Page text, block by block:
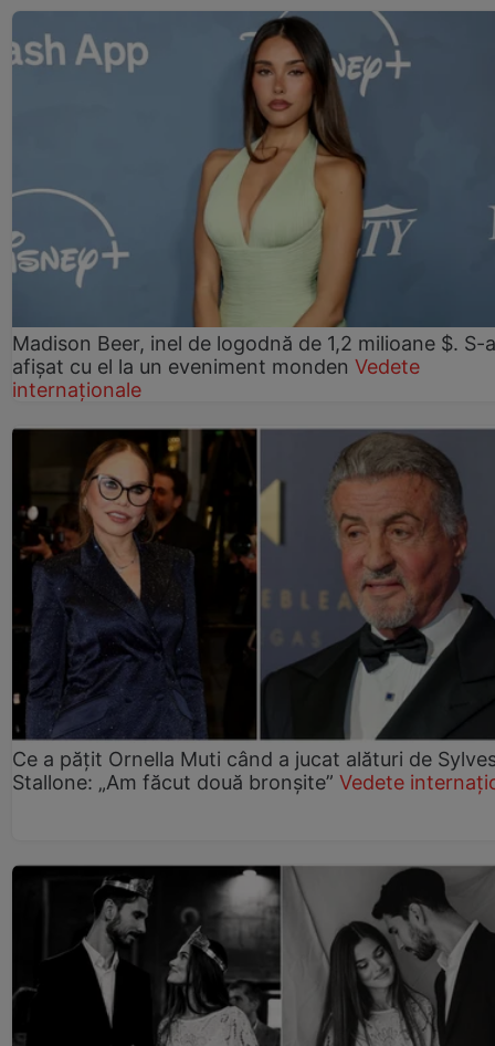
Madison Beer, inel de logodnă de 1,2 milioane $. S-a
afișat cu el la un eveniment monden Vedete
internaționale
Ce a pățit Ornella Muti când a jucat alături de
Stallone: „Am făcut două bronșite” Vedete